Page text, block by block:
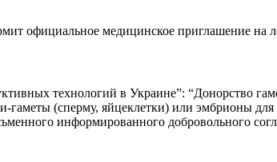
официальное медицинское приглашение на
технологий в Украине”: “Донорство
(сперму, яйцеклетки) или эмбрионы
информированного добровольного